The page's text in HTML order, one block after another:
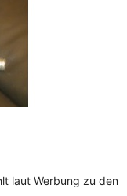
laut Werbung zu den